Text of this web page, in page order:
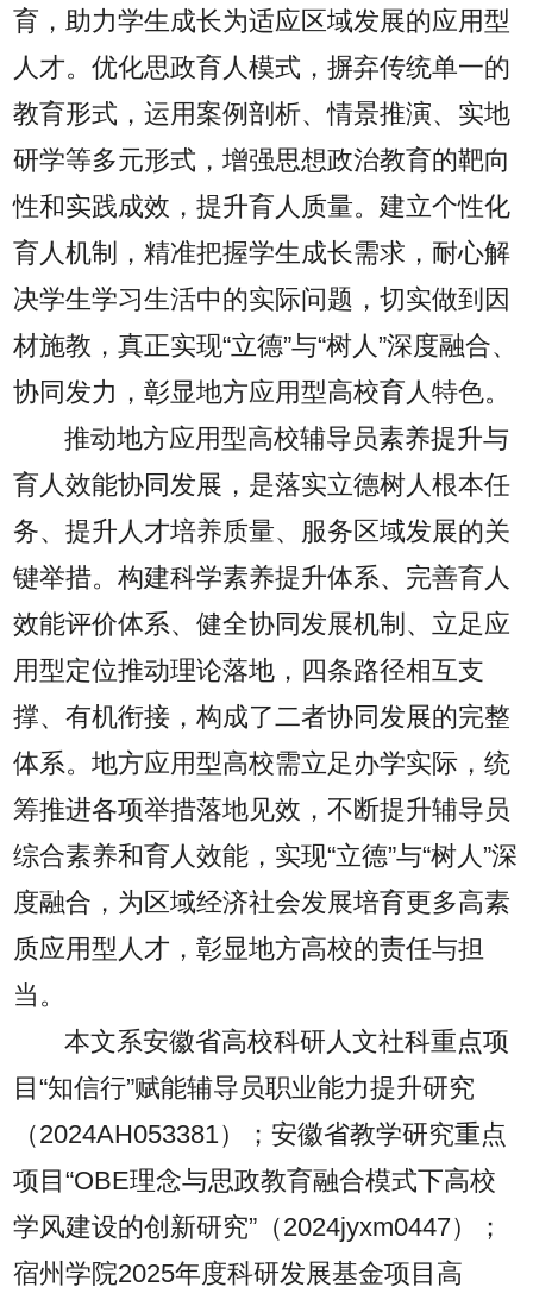
育，助力学生成长为适应区域发展的应用型
人才。优化思政育人模式，摒弃传统单一的
教育形式，运用案例剖析、情景推演、实地
研学等多元形式，增强思想政治教育的靶向
性和实践成效，提升育人质量。建立个性化
育人机制，精准把握学生成长需求，耐心解
决学生学习生活中的实际问题，切实做到因
材施教，真正实现“立德”与“树人”深度融合、
协同发力，彰显地方应用型高校育人特色。
推动地方应用型高校辅导员素养提升与
育人效能协同发展，是落实立德树人根本任
务、提升人才培养质量、服务区域发展的关
键举措。构建科学素养提升体系、完善育人
效能评价体系、健全协同发展机制、立足应
用型定位推动理论落地，四条路径相互支
撑、有机衔接，构成了二者协同发展的完整
体系。地方应用型高校需立足办学实际，统
筹推进各项举措落地见效，不断提升辅导员
综合素养和育人效能，实现“立德”与“树人”深
度融合，为区域经济社会发展培育更多高素
质应用型人才，彰显地方高校的责任与担
当。
本文系安徽省高校科研人文社科重点项
目“知信行”赋能辅导员职业能力提升研究
（2024AH053381）；安徽省教学研究重点
项目“OBE理念与思政教育融合模式下高校
学风建设的创新研究”（2024jyxm0447）；
宿州学院2025年度科研发展基金项目高